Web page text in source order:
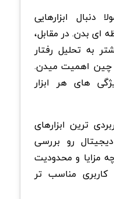
دنبال ابزارهایی
بدن. در مقابل،
به تحلیل رفتار
چین اهمیت میدن.
های هر ابزار
ترین ابزارهای
رو بررسی
مزایا و محدودیت
مناسب تر